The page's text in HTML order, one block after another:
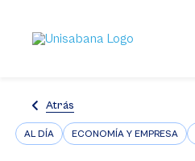
contenido
principal
Atrás
AL DÍA ECONOMÍA Y EMPRESA